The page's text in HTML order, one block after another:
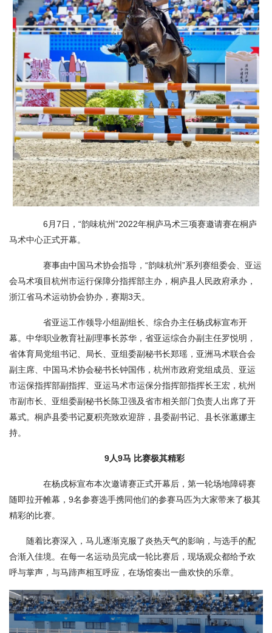
6月7日，“韵味杭州”2022年桐庐马术三项赛邀请赛在桐庐
马术中心正式开幕。
赛事由中国马术协会指导，“韵味杭州”系列赛组委会、亚运
会马术项目杭州市运行保障分指挥部主办，桐庐县人民政府承办，
浙江省马术运动协会协办，赛期3天。
省亚运工作领导小组副组长、综合办主任杨戌标宣布开
幕。中华职业教育社副理事长苏华，省亚运综合办副主任罗悦明，
省体育局党组书记、局长、亚组委副秘书长郑瑶，亚洲马术联合会
副主席、中国马术协会秘书长钟国伟，杭州市政府党组成员、亚运
市运保指挥部副指挥、亚运马术市运保分指挥部指挥长王宏，杭州
市副市长、亚组委副秘书长陈卫强及省市相关部门负责人出席了开
幕式。桐庐县委书记夏积亮致欢迎辞，县委副书记、县长张蕙娜主
持。
9人9马 比赛极其精彩
在杨戌标宣布本次邀请赛正式开幕后，第一轮场地障碍赛
随即拉开帷幕，9名参赛选手携同他们的参赛马匹为大家带来了极其
精彩的比赛。
随着比赛深入，马儿逐渐克服了炎热天气的影响，与选手的配
合渐入佳境。在每一名运动员完成一轮比赛后，现场观众都给予欢
呼与掌声，与马蹄声相互呼应，在场馆奏出一曲欢快的乐章。